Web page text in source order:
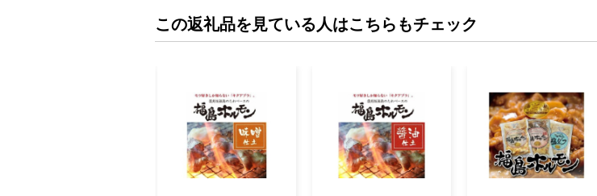
この返礼品を見ている人はこちらもチェック